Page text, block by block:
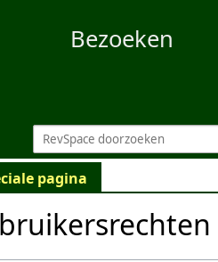
Bezoeken
pagina